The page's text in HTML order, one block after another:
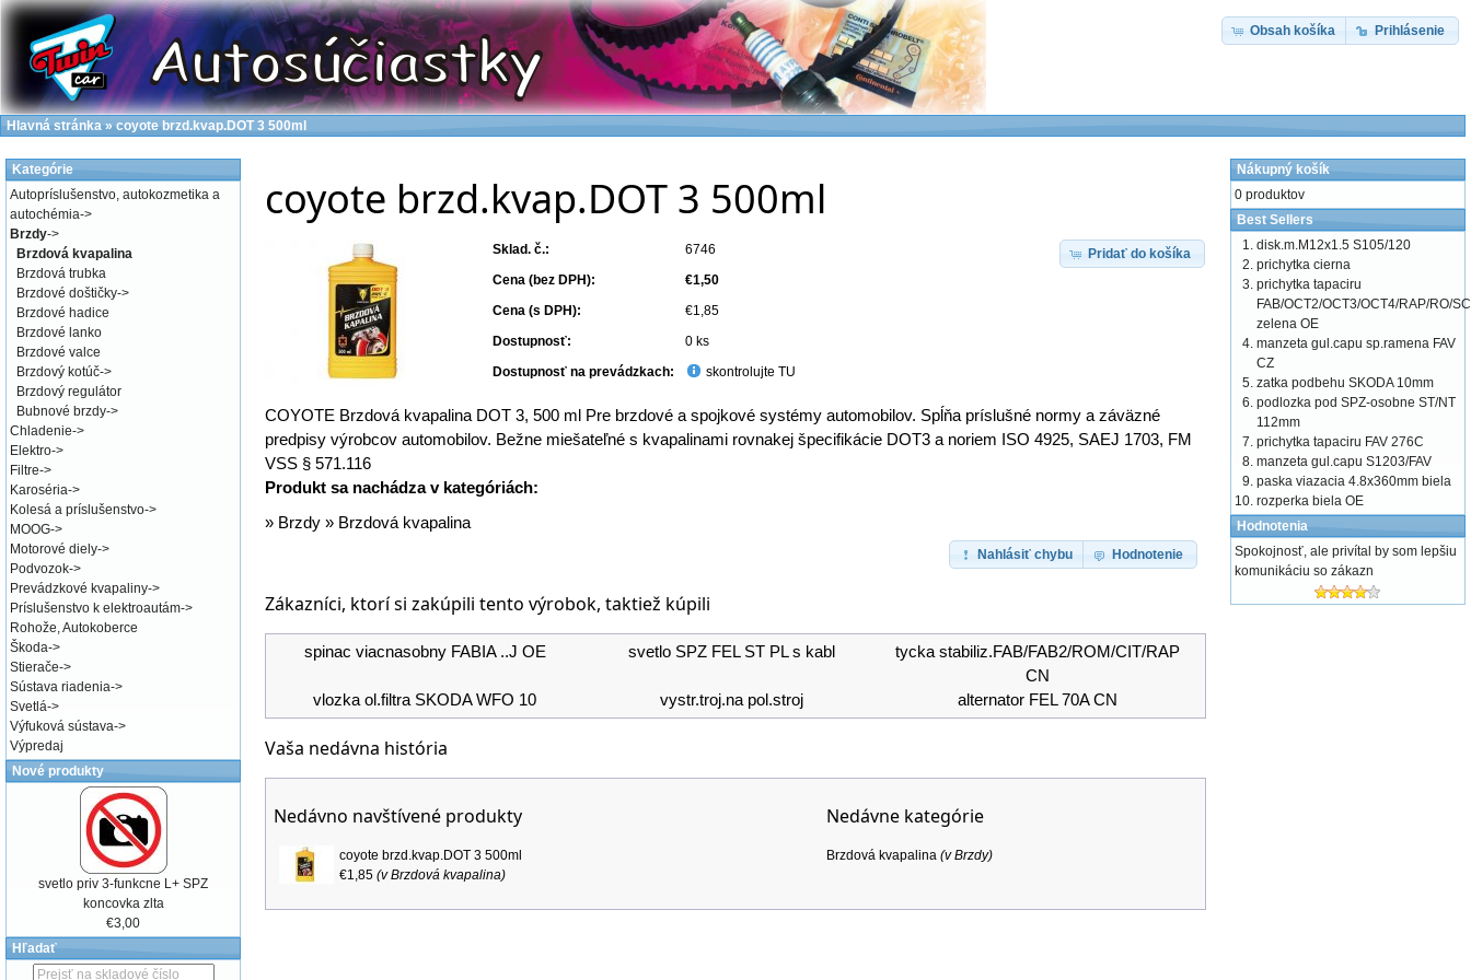
coyote brzd.kvap.DOT 3 500ml
Pridať do košíka
Sklad. č.:
6746
Cena (bez DPH):
€1,50
Cena (s DPH):
€1,85
Dostupnosť:
0 ks
Dostupnosť na prevádzkach:
skontrolujte TU
COYOTE Brzdová kvapalina DOT 3, 500 ml Pre brzdové a spojkové systémy automobilov. Spĺňa príslušné normy a záväzné
predpisy výrobcov automobilov. Bežne miešateľné s kvapalinami rovnakej špecifikácie DOT3 a noriem ISO 4925, SAEJ 1703, FM
VSS § 571.116
Produkt sa nachádza v kategóriách:
» Brzdy » Brzdová kvapalina
Nahlásiť chybu Hodnotenie
Zákazníci, ktorí si zakúpili tento výrobok, taktiež kúpili
spinac viacnasobny FABIA ..J OE svetlo SPZ FEL ST PL s kabl
tycka stabiliz.FAB/FAB2/ROM/CIT/RAP
CN
vlozka ol.filtra SKODA WFO 10
vystr.troj.na pol.stroj alternator FEL 70A CN
Vaša nedávna história
Nedávno navštívené produkty
coyote brzd.kvap.DOT 3 500ml
€1,85(vBrzdová kvapalina)
Nedávne kategórie
Brzdová kvapalina (vBrzdy)
Kategórie
Autopríslušenstvo, autokozmetika a
autochémia->
Brzdy->
Brzdová kvapalina
Brzdová trubka
Brzdové doštičky->
Brzdové hadice
Brzdové lanko
Brzdové valce
Brzdový kotúč->
Brzdový regulátor
Bubnové brzdy->
Chladenie->
Elektro->
Filtre->
Karoséria->
Kolesá a príslušenstvo->
MOOG->
Motorové diely->
Podvozok->
Prevádzkové kvapaliny->
Príslušenstvo k elektroautám->
Rohože, Autokoberce
Škoda->
Stierače->
Sústava riadenia->
Svetlá->
Výfuková sústava->
Výpredaj
Nové produkty
svetlo priv 3-funkcne L+ SPZ
koncovka zlta
€3,00
Hľadať
Nákupný košík
0 produktov
Best Sellers
disk.m.M12x1.5 S105/120
prichytka cierna
prichytka tapaciru
FAB/OCT2/OCT3/OCT4/RAP/RO/
zelena OE
manzeta gul.capu sp.ramena FAV
CZ
zatka podbehu SKODA 10mm
podlozka pod SPZ-osobne ST/NT
112mm
prichytka tapaciru FAV 276C
manzeta gul.capu S1203/FAV
paska viazacia 4.8x360mm biela
rozperka biela OE
Hodnotenia
Spokojnosť, ale privítal by som lepšiu
komunikáciu so zákazn
Obsah košíka Prihlásenie
Hlavná stránka » coyote brzd.kvap.DOT 3 500ml